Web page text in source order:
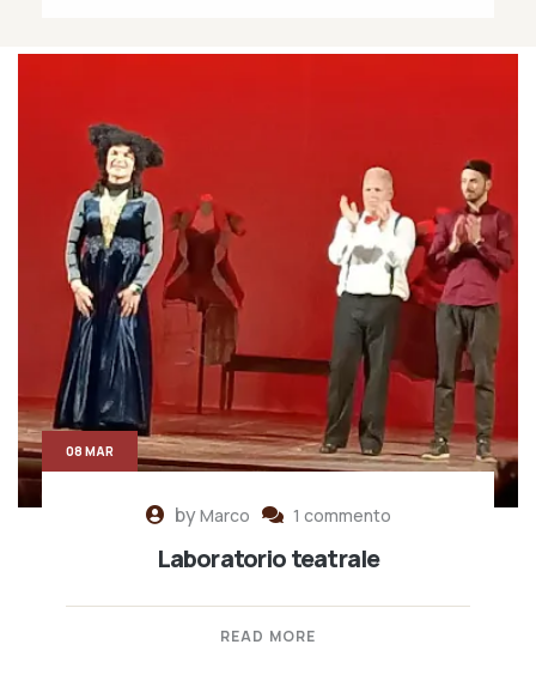
byMarco 1 commento
Laboratorio teatrale
READ MORE
08 MAR